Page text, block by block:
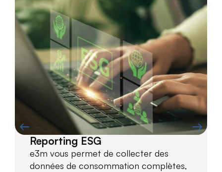
Reporting ESG
e3m vous permet de collecter des
données de consommation complètes,